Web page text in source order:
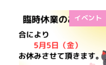
イベント